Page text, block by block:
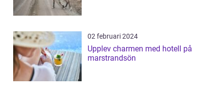
02 februari 2024
Upplev charmen med hotell på
marstrandsön